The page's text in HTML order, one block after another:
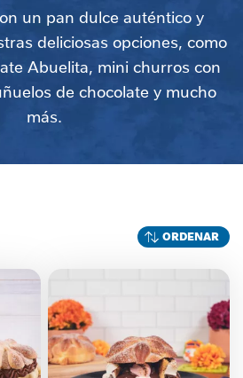
un pan dulce auténtico y
deliciosas opciones, como
Abuelita, mini churros con
de chocolate y mucho
más.
ORDENAR